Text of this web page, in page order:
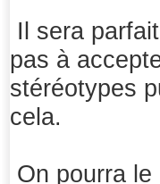
Il sera
pas à
stéréotypes
cela.
On pourra